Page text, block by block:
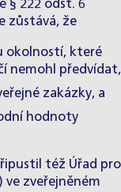
§ 222 odst. 6
zůstává, že
okolností, které
nemohl předvídat,
zakázky, a
hodnoty
též Úřad pro
ve zveřejněném